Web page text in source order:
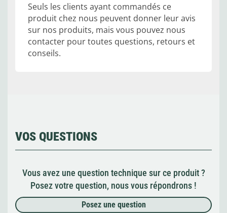
Seuls les clients ayant commandés ce
produit chez nous peuvent donner leur avis
sur nos produits, mais vous pouvez nous
contacter pour toutes questions, retours et
conseils.
VOS QUESTIONS
Vous avez une question technique sur ce produit ?
Posez votre question, nous vous répondrons !
Posez une question